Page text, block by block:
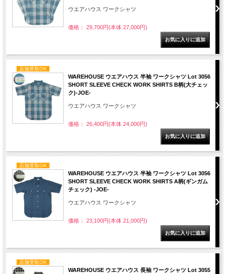
ウエアハウス ワークシャツ
価格： 29,700円(本体 27,000円)
店舗受取OK
WAREHOUSE ウエアハウス 半袖 ワークシャツ Lot 3056
SHORT SLEEVE CHECK WORK SHIRTS B柄(大チェッ
ク)-JOE-
ウエアハウス ワークシャツ
価格： 26,400円(本体 24,000円)
店舗受取OK
WAREHOUSE ウエアハウス 半袖 ワークシャツ Lot 3056
SHORT SLEEVE CHECK WORK SHIRTS A柄(ギンガム
チェック) -JOE-
ウエアハウス ワークシャツ
価格： 23,100円(本体 21,000円)
店舗受取OK
WAREHOUSE ウエアハウス 長袖 ワークシャツ Lot 3055